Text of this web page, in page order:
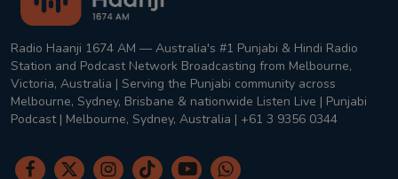
Radio Haanji 1674 AM — Australia's #1 Punjabi & Hindi Radio
Station and Podcast Network Broadcasting from Melbourne,
Victoria, Australia | Serving the Punjabi community across
Melbourne, Sydney, Brisbane & nationwide Listen Live | Punjabi
Podcast | Melbourne, Sydney, Australia | +61 3 9356 0344